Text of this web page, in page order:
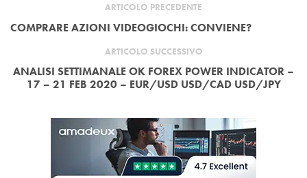
ARTICOLO PRECEDENTE
COMPRARE AZIONI VIDEOGIOCHI: CONVIENE?
ARTICOLO SUCCESSIVO
ANALISI SETTIMANALE OK FOREX POWER INDICATOR –
17 – 21 FEB 2020 – EUR/USD USD/CAD USD/JPY